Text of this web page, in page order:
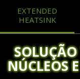
EXTENDED
HEATSINK
NÚCLEOS